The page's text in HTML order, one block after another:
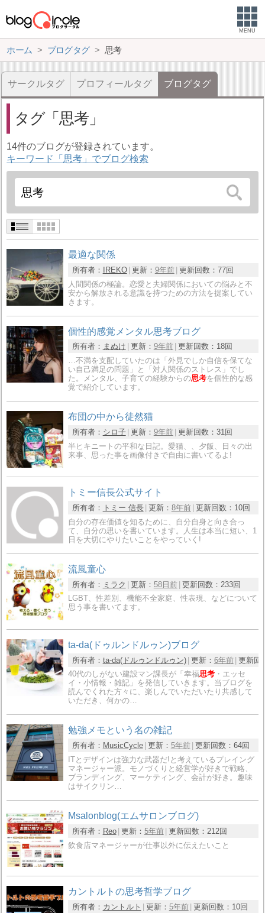
MENU
ホーム ブログタグ 思考
サークルタグ プロフィールタグ ブログタグ
タグ 思考
14件のブログが登録されています。
キーワード「思考」でブログ検索
最適な関係
所有者： IREKO 更新： 9年前 更新回数： 77回
人間関係の極論。恋愛と夫婦関係においての悩みと不
安から解放される意識を持つための方法を提案してい
きます。
個性的感覚メンタル思考ブログ
所有者： まぬけ 更新： 9年前 更新回数： 18回
…不満を支配していたのは「外見でしか自信を保てな
い自己満足の問題」と「対人関係のストレス」でし
た。メンタル、子育ての経験からの思考を個性的な感
覚で紹介しています。
布団の中から徒然猫
所有者： シロ子 更新： 9年前 更新回数： 31回
半ヒキニートの平和な日記。愛猫、、夕飯、日々の出
来事、思った事を画像付きで自由に書いてるよ!
トミー信長公式サイト
所有者： トミー 信長 更新： 8年前 更新回数： 10回
自分の存在価値を知るために、自分自身と向き合っ
て、自分の思いを書いています。人生は本当に短い、1
日を大切にやりたいことをやっていく!
流風童心
所有者： ミラク 更新： 58日前 更新回数： 233回
LGBT、性差別、機能不全家庭、性表現、などについて
思う事を書いてます。
ta-da(ドゥルンドルゥン)ブログ
所有者： ta-da(ドルゥンドルゥン) 更新： 6年前 更新回
40代のしがない建設マン課長が「幸福思考 ・エッセ
イ・小情報・雑記」を発信していきます。当ブログを
読んでくれた方々に、楽しんでいただいたり共感して
いただき、何かの…
勉強メモという名の雑記
所有者： MusicCycle 更新： 5年前 更新回数： 64回
ITとデザインは強力な武器だ!と考えているプレイング
マネージャー派。モノづくりと経営学が好きで戦略、
ブランディング、マーケティング、会計が好き。趣味
はサイクリン…
Msalonblog(エムサロンブログ)
所有者： Reo 更新： 5年前 更新回数： 212回
飲食店マネージャーが仕事以外に伝えたいこと
カントルトの思考哲学ブログ
所有者： カントルト 更新： 5年前 更新回数： 10回